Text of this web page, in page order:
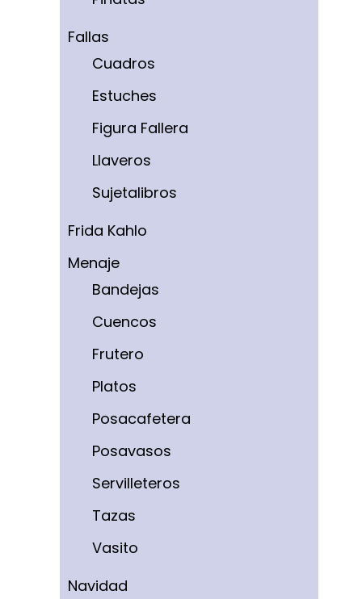
Fallas
Cuadros
Estuches
Figura Fallera
Llaveros
Sujetalibros
Frida Kahlo
Menaje
Bandejas
Cuencos
Frutero
Platos
Posacafetera
Posavasos
Servilleteros
Tazas
Vasito
Navidad